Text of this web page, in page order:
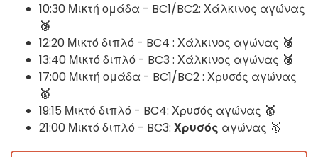
10:30 Μικτή ομάδα - BC1/BC2: Χάλκινος αγώνας
🥉
12:20 Μικτό διπλό - BC4 : Χάλκινος αγώνας 🥉
13:40 Μικτό διπλό - BC3 : Χάλκινος αγώνας 🥉
17:00 Μικτή ομάδα - BC1/BC2 : Χρυσός αγώνας
🥇
19:15 Μικτό διπλό - BC4: Χρυσός αγώνας 🥇
21:00 Μικτό διπλό - BC3: Χρυσός αγώνας 🥇